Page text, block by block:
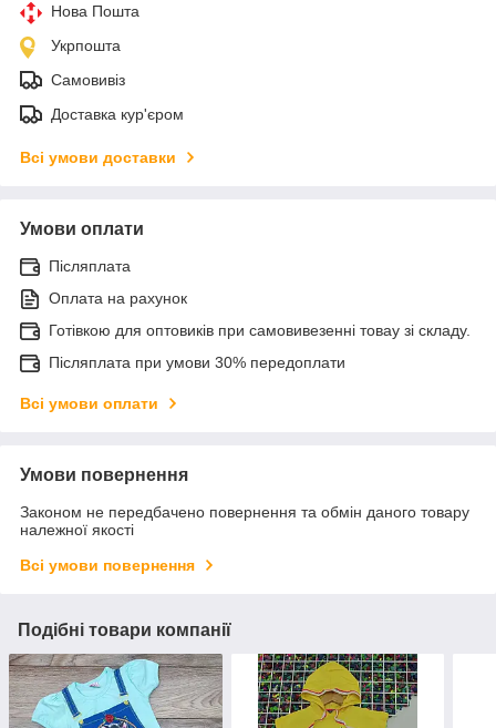
Нова Пошта
Укрпошта
Самовивіз
Доставка кур'єром
Всі умови доставки
Умови оплати
Післяплата
Оплата на рахунок
Готівкою для оптовиків при самовивезенні товау зі складу.
Післяплата при умови 30% передоплати
Всі умови оплати
Умови повернення
Законом не передбачено повернення та обмін даного товару
належної якості
Всі умови повернення
Подібні товари компанії